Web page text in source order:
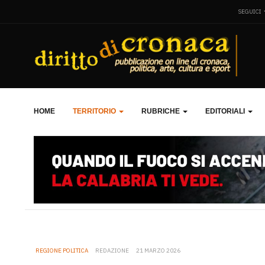
SEGUICI
HOME TERRITORIO RUBRICHE EDITORIALI
REGIONE POLITICA REDAZIONE 21 MARZO 2026